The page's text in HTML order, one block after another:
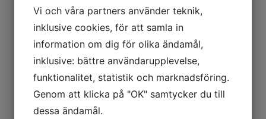
Nätkeps svart plysch med böjd skärm.
Stor patch med logotypen i fram.
Justerbar vid kepsens baksida med
snapback-plastspänne.
Vi och våra partners använder teknik,
inklusive cookies, för att samla in
information om dig för olika ändamål,
inklusive: bättre användarupplevelse,
funktionalitet, statistik och marknadsföring.
Genom att klicka på "OK" samtycker du till
dessa ändamål.